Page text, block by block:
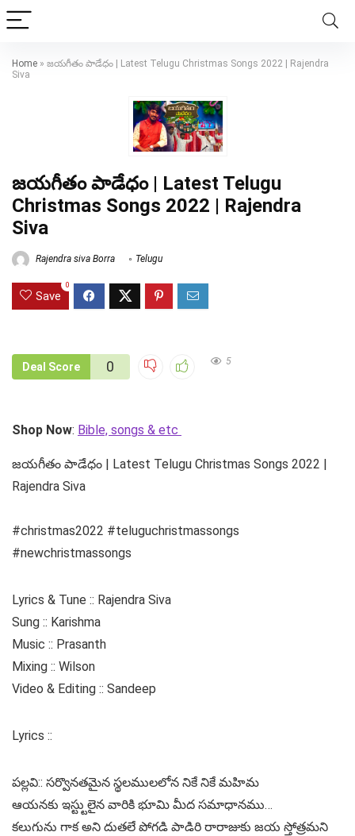
Home » జయగీతం పాడేధం | Latest Telugu Christmas Songs 2022 | Rajendra
Siva
జయగీతం పాడేధం | Latest Telugu
Christmas Songs 2022 | Rajendra
Siva
Rajendra siva Borra Telugu
Save
0
Deal Score 0 5
Shop Now: Bible, songs & etc
జయగీతం పాడేధం | Latest Telugu Christmas Songs 2022 |
Rajendra Siva
#christmas2022 #teluguchristmassongs
#newchristmassongs
Lyrics & Tune :: Rajendra Siva
Sung :: Karishma
Music :: Prasanth
Mixing :: Wilson
Video & Editing :: Sandeep
Lyrics ::
పల్లవి:: సర్వొనతమైన స్థలములలోన నికే నికే మహిమ
ఆయనకు ఇస్ట్టులైన వారికి భూమి మీద సమాధానము…
కలుగును గాక అని దుతలే పోగడి పాడిరి రారాజుకు జయ స్తోత్రమని